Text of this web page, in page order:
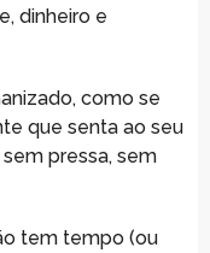
dinheiro e
como se
que senta ao seu
pressa, sem
tem tempo (ou